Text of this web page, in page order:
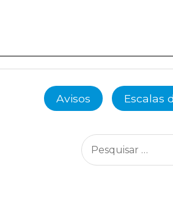
Avisos Escalas
Pesquisar
por: